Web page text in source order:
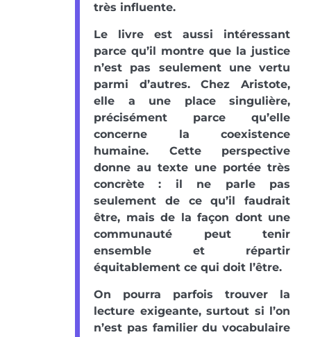
très influente.
Le livre est aussi intéressant
parce qu’il montre que la justice
n’est pas seulement une vertu
parmi d’autres. Chez Aristote,
elle a une place singulière,
précisément parce qu’elle
concerne la coexistence
humaine. Cette perspective
donne au texte une portée très
concrète : il ne parle pas
seulement de ce qu’il faudrait
être, mais de la façon dont une
communauté peut tenir
ensemble et répartir
équitablement ce qui doit l’être.
On pourra parfois trouver la
lecture exigeante, surtout si l’on
n’est pas familier du vocabulaire